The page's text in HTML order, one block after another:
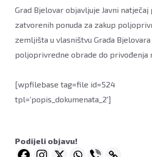
Grad Bjelovar objavljuje Javni natječaj
zatvorenih ponuda za zakup
zemljišta u vlasništvu Grada Bjelovara
poljoprivredne obrade do privođenja
[wpfilebase tag=file id=524
tpl=’popis_dokumenata_2′]
Podijeli objavu!